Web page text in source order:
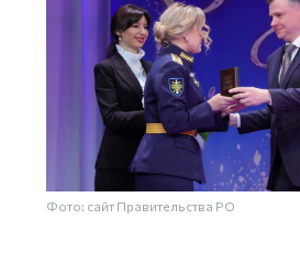
Фото: сайт Правительства РО